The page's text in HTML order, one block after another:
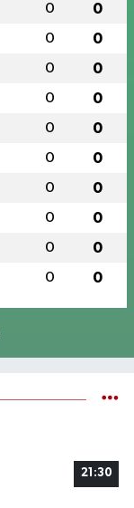
0 0
0 0
0 0
0 0
0 0
0 0
0 0
0 0
0 0
0 0
21:30